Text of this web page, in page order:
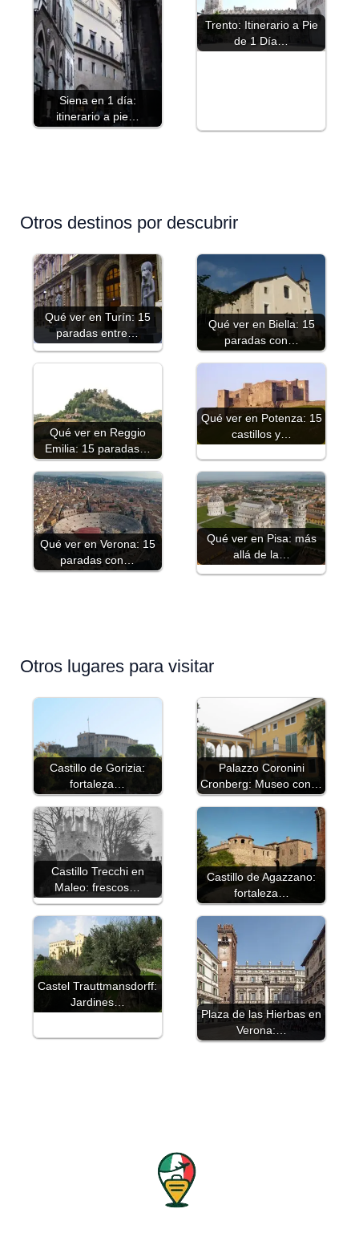
Siena en 1 día:
itinerario a pie…
Trento: Itinerario a Pie
de 1 Día…
Otros destinos por descubrir
Qué ver en Turín: 15
paradas entre…
Qué ver en Biella: 15
paradas con…
Qué ver en Reggio
Emilia: 15 paradas…
Qué ver en Potenza: 15
castillos y…
Qué ver en Verona: 15
paradas con…
Qué ver en Pisa: más
allá de la…
Otros lugares para visitar
Castillo de Gorizia:
fortaleza…
Palazzo Coronini
Cronberg: Museo con…
Castillo Trecchi en
Maleo: frescos…
Castillo de Agazzano:
fortaleza…
Castel Trauttmansdorff:
Jardines…
Plaza de las Hierbas en
Verona:…